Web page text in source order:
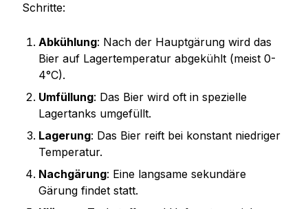
Schritte:
Abkühlung: Nach der Hauptgärung wird das
Bier auf Lagertemperatur abgekühlt (meist 0-
4°C).
Umfüllung: Das Bier wird oft in spezielle
Lagertanks umgefüllt.
Lagerung: Das Bier reift bei konstant niedriger
Temperatur.
Nachgärung: Eine langsame sekundäre
Gärung findet statt.